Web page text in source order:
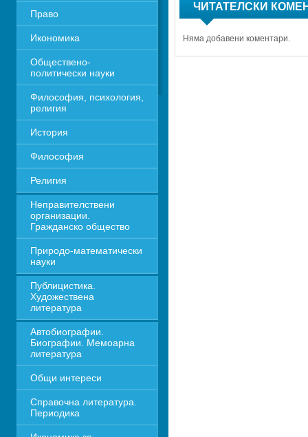
Право
Икономика
Обществено-
политически науки
Философия, психология,
религия
История
Философия
Религия
Неправителствени
организации.
Гражданско общество
Природо-математически
науки
Публицистика.
Художествена
литература
Автобиографии.
Биографии. Мемоарна
литература
Общи интереси
Справочна литература.
Периодика
ЧИТАТЕЛСКИ
Няма добавени коментари.